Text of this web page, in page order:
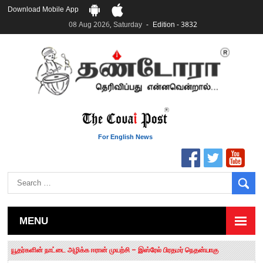
Download Mobile App
08 Aug 2026, Saturday
Edition - 3832
For English News
MENU
யூதர்களின் நாட்டை அழிக்க ஈரான் முயற்சி – இஸ்ரேல் பிரதமர் நெதன்யாகு
“மக்களால் நிராகரிக்கப்பட்டவர் ஸ்டாலின்!” – செங்கோட்டையன்